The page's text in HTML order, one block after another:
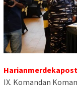
IX. Komandan